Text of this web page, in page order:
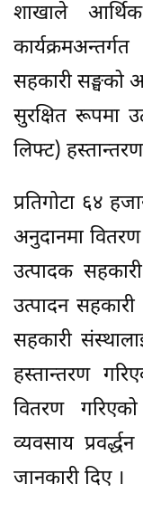
शाखाले
सहकारी सङ्घको
सुरक्षित रूपमा
लिफ्ट)
प्रतिगोटा ६४
अनुदानमा
उत्पादक
उत्पादन
सहकारी
हस्तान्तरण
वितरण
व्यवसाय
जानकारी दिए ।